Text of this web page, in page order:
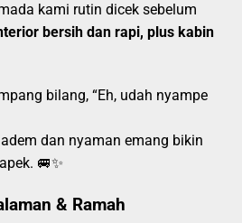
kami rutin dicek sebelum
bersih dan rapi, plus kabin
bilang, “Eh, udah nyampe
dan nyaman emang bikin
🚐✨
& Ramah